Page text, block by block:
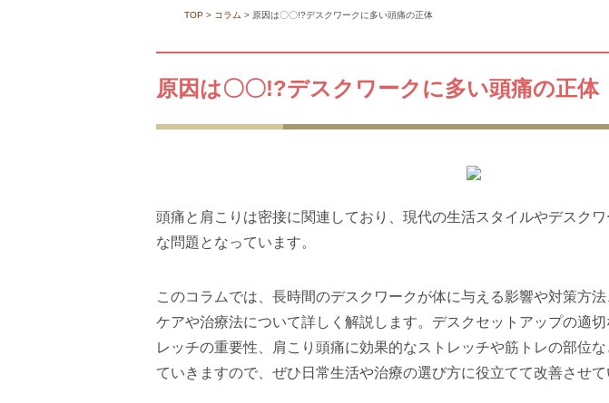
TOP > コラム > 原因は〇〇!?デスクワークに多い頭痛の正体
原因は〇〇!?デスクワークに多い頭痛の正体
頭痛と肩こりは密接に関連しており、現代の生活スタイルやデスク
な問題となっています。
このコラムでは、長時間のデスクワークが体に与える影響や対策方
ケアや治療法について詳しく解説します。デスクセットアップの適
レッチの重要性、肩こり頭痛に効果的なストレッチや筋トレの部位
ていきますので、ぜひ日常生活や治療の選び方に役立てて改善させて